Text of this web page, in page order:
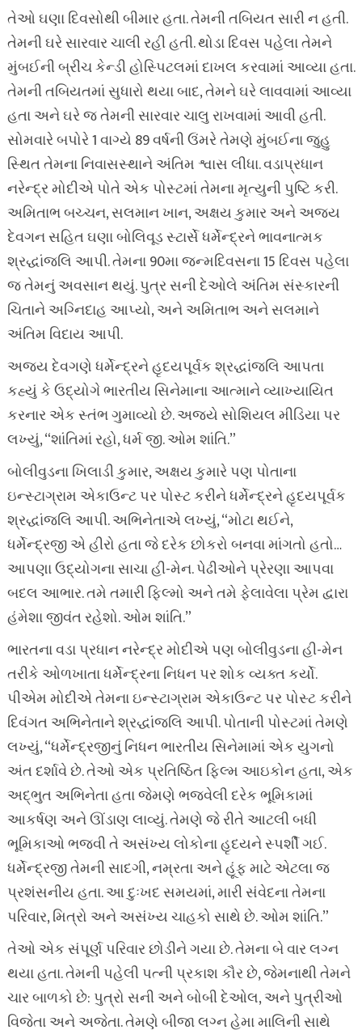
તેઓ ઘણા દિવસોથી બીમાર હતા. તેમની તબિયત સારી ન હતી.
તેમની ઘરે સારવાર ચાલી રહી હતી. થોડા દિવસ પહેલા તેમને
મુંબઈની બ્રીચ કેન્ડી હોસ્પિટલમાં દાખલ કરવામાં આવ્યા હતા.
તેમની તબિયતમાં સુધારો થયા બાદ, તેમને ઘરે લાવવામાં આવ્યા
હતા અને ઘરે જ તેમની સારવાર ચાલુ રાખવામાં આવી હતી.
સોમવારે બપોરે 1 વાગ્યે 89 વર્ષની ઉંમરે તેમણે મુંબઈના જુહુ
સ્થિત તેમના નિવાસસ્થાને અંતિમ શ્વાસ લીધા. વડાપ્રધાન
નરેન્દ્ર મોદીએ પોતે એક પોસ્ટમાં તેમના મૃત્યુની પુષ્ટિ કરી.
અમિતાભ બચ્ચન, સલમાન ખાન, અક્ષય કુમાર અને અજય
દેવગન સહિત ઘણા બોલિવૂડ સ્ટાર્સે ધર્મેન્દ્રને ભાવનાત્મક
શ્રદ્ધાંજલિ આપી. તેમના 90મા જન્મદિવસના 15 દિવસ પહેલા
જ તેમનું અવસાન થયું. પુત્ર સની દેઓલે અંતિમ સંસ્કારની
ચિતાને અગ્નિદાહ આપ્યો, અને અમિતાભ અને સલમાને
અંતિમ વિદાય આપી.
અજય દેવગણે ધર્મેન્દ્રને હૃદયપૂર્વક શ્રદ્ધાંજલિ આપતા
કહ્યું કે ઉદ્યોગે ભારતીય સિનેમાના આત્માને વ્યાખ્યાયિત
કરનાર એક સ્તંભ ગુમાવ્યો છે. અજયે સોશિયલ મીડિયા પર
લખ્યું, “શાંતિમાં રહો, ધર્મ જી. ઓમ શાંતિ.”
બોલીવુડના ખિલાડી કુમાર, અક્ષય કુમારે પણ પોતાના
ઇન્સ્ટાગ્રામ એકાઉન્ટ પર પોસ્ટ કરીને ધર્મેન્દ્રને હૃદયપૂર્વક
શ્રદ્ધાંજલિ આપી. અભિનેતાએ લખ્યું, “મોટા થઈને,
ધર્મેન્દ્રજી એ હીરો હતા જે દરેક છોકરો બનવા માંગતો હતો…
આપણા ઉદ્યોગના સાચા હી-મેન. પેઢીઓને પ્રેરણા આપવા
બદલ આભાર. તમે તમારી ફિલ્મો અને તમે ફેલાવેલા પ્રેમ દ્વારા
હંમેશા જીવંત રહેશો. ઓમ શાંતિ.”
ભારતના વડા પ્રધાન નરેન્દ્ર મોદીએ પણ બોલીવુડના હી-મેન
તરીકે ઓળખાતા ધર્મેન્દ્રના નિધન પર શોક વ્યક્ત કર્યો.
પીએમ મોદીએ તેમના ઇન્સ્ટાગ્રામ એકાઉન્ટ પર પોસ્ટ કરીને
દિવંગત અભિનેતાને શ્રદ્ધાંજલિ આપી. પોતાની પોસ્ટમાં તેમણે
લખ્યું, “ધર્મેન્દ્રજીનું નિધન ભારતીય સિનેમામાં એક યુગનો
અંત દર્શાવે છે. તેઓ એક પ્રતિષ્ઠિત ફિલ્મ આઇકોન હતા, એક
અદ્ભુત અભિનેતા હતા જેમણે ભજવેલી દરેક ભૂમિકામાં
આકર્ષણ અને ઊંડાણ લાવ્યું. તેમણે જે રીતે આટલી બધી
ભૂમિકાઓ ભજવી તે અસંખ્ય લોકોના હૃદયને સ્પર્શી ગઈ.
ધર્મેન્દ્રજી તેમની સાદગી, નમ્રતા અને હૂંફ માટે એટલા જ
પ્રશંસનીય હતા. આ દુઃખદ સમયમાં, મારી સંવેદના તેમના
પરિવાર, મિત્રો અને અસંખ્ય ચાહકો સાથે છે. ઓમ શાંતિ.”
તેઓ એક સંપૂર્ણ પરિવાર છોડીને ગયા છે. તેમના બે વાર લગ્ન
થયા હતા. તેમની પહેલી પત્ની પ્રકાશ કૌર છે, જેમનાથી તેમને
ચાર બાળકો છે: પુત્રો સની અને બોબી દેઓલ, અને પુત્રીઓ
વિજેતા અને અજેતા. તેમણે બીજા લગ્ન હેમા માલિની સાથે